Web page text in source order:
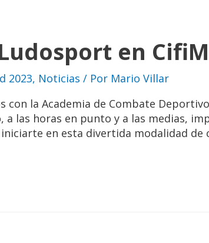
en
2023, Noticias / Por Mario Villar
con la Academia de Combate
a las horas en punto y a las medias,
en esta divertida modalidad